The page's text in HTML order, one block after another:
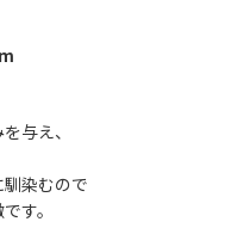
与え、
染むので
す。